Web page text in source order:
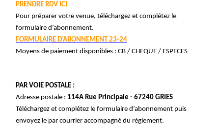
PRENDRE RDV ICI
Pour préparer votre venue, téléchargez et complétez le
formulaire d’abonnement.
FORMULAIRE D’ABONNEMENT 23-24
Moyens de paiement disponibles : CB / CHEQUE / ESPECES
PAR VOIE POSTALE :
Adresse postale : 114A Rue Principale - 67240 GRIES
Téléchargez et complétez le formulaire d’abonnement puis
envoyez le par courrier accompagné du règlement.